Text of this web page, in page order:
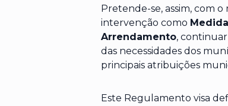
Pretende-se, assim, com
intervenção como
Arrendamento,
das necessidades dos
principais atribuições
Este Regulamento visa